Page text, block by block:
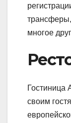
трансферы,
многое
Гостиница
своим